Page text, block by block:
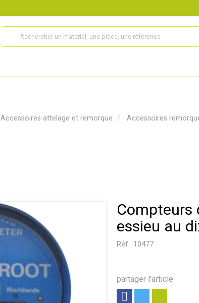
Accessoires attelage et remorque Accessoires
Compteurs
essieu au
Réf : 10477
partager l'article